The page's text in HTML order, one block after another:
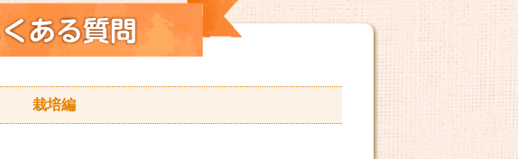
栽培編